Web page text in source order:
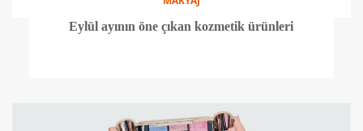
Eylül ayının öne çıkan kozmetik ürünleri